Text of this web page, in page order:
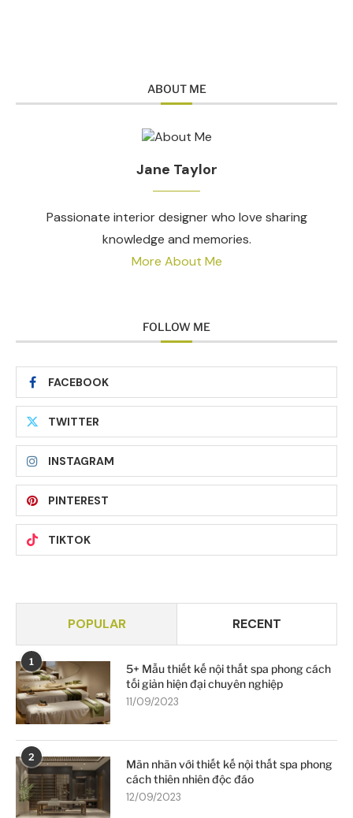
ABOUT ME
Jane Taylor
Passionate interior designer who love sharing
knowledge and memories.
More About Me
FOLLOW ME
FACEBOOK
TWITTER
INSTAGRAM
PINTEREST
TIKTOK
POPULAR RECENT
1
5+ Mẫu thiết kế nội thất spa phong cách
tối giản hiện đại chuyên nghiệp
11/09/2023
2
Mãn nhãn với thiết kế nội thất spa phong
cách thiên nhiên độc đáo
12/09/2023